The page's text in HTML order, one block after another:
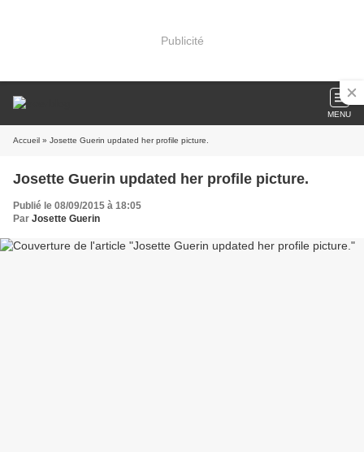
Publicité
MENU
Accueil » Josette Guerin updated her profile picture.
Josette Guerin updated her profile picture.
Publié le 08/09/2015 à 18:05
Par Josette Guerin